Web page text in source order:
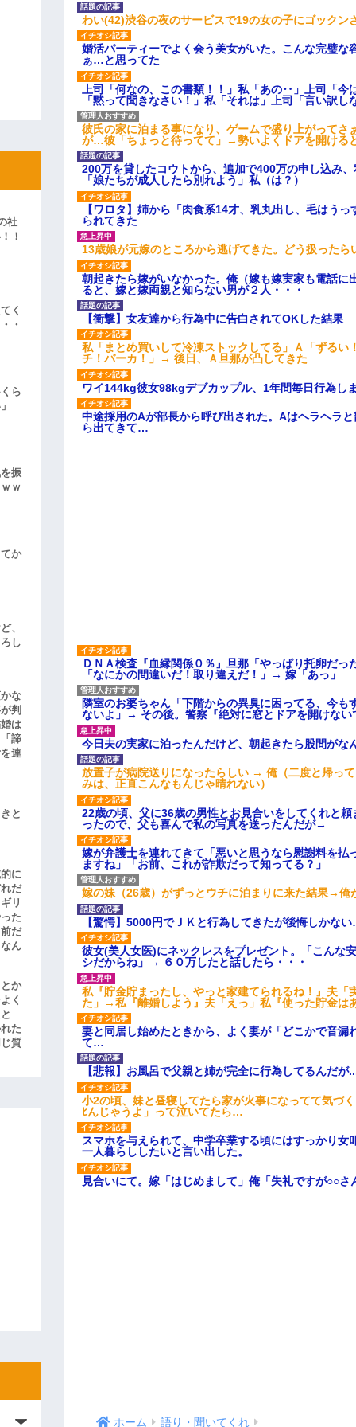
わい(42)渋谷の夜のサービスで19の女の子にゴックン
婚活パーティーでよく会う美女がいた。こんな完璧な
ぁ…と思ってた
上司「何なの、この書類！！」私「あの‥」上司「
「黙って聞きなさい！」私「それは」上司「言い訳
彼氏の家に泊まる事になり、ゲームで盛り上がってさ
が…彼「ちょっと待ってて」→勢いよくドアを開ける
200万を貸したコウトから、追加で400万の申し込み
「娘たちが成人したら別れよう」私（は？）
【ワロタ】姉から「肉食系14才、乳丸出し、毛はう
られてきた
13歳娘が元嫁のところから逃げてきた。どう扱ったら
朝起きたら嫁がいなかった。俺（嫁も嫁実家も電話
ると、嫁と嫁両親と知らない男が２人・・・
【衝撃】女友達から行為中に告白されてOKした結果
私「まとめ買いして冷凍ストックしてる」Ａ「ずるい
チ！バーカ！」→ 後日、Ａ旦那が凸してきた
ワイ144kg彼女98kgデブカップル、1年間毎日行為し
中途採用のAが部長から呼び出された。Aはヘラヘラ
ら出てきて…
ＤＮＡ検査『血縁関係０％』旦那「やっぱり托卵だ
「なにかの間違いだ！取り違えだ！」→ 嫁「あっ」
隣室のお婆ちゃん「下階からの異臭に困ってる、今
ないよ」→ その後。警察『絶対に窓とドアを開けない
今日夫の実家に泊ったんだけど、朝起きたら股間がな
放置子が病院送りになったらしい → 俺（二度と帰っ
みは、正直こんなもんじゃ晴れない）
22歳の頃、父に36歳の男性とお見合いをしてくれと
ったので、父も喜んで私の写真を送ったんだが→
嫁が弁護士を連れてきて「悪いと思うなら慰謝料を
ますね」「お前、これが詐欺だって知ってる？」
嫁の妹（26歳）がずっとウチに泊まりに来た結果→俺
【驚愕】5000円でＪＫと行為してきたが後悔しかな
彼女(美人女医)にネックレスをプレゼント。「こんな
シだからね」→ ６０万したと話したら・・・
私『貯金貯まったし、やっと家建てられるね！』夫「
た」→私『離婚しよう』夫「えっ」私『使った貯金
妻と同居し始めたときから、よく妻が「どこかで音漏
て…
【悲報】お風呂で父親と姉が完全に行為してるんだが
小2の頃、妹と昼寝してたら家が火事になってて気づ
ﾋんじゃうよ」って泣いてたら…
スマホを与えられて、中学卒業する頃にはすっかり
一人暮らししたいと言い出した。
見合いにて。嫁「はじめまして」俺「失礼ですが○○さ
ホーム 語り・聞いてくれ
社
！
く
・
ら
振
ｗ
か
、
し
な
判
は
諦
連
と
に
だ
リ
た
だ
ん
か
く
た
質